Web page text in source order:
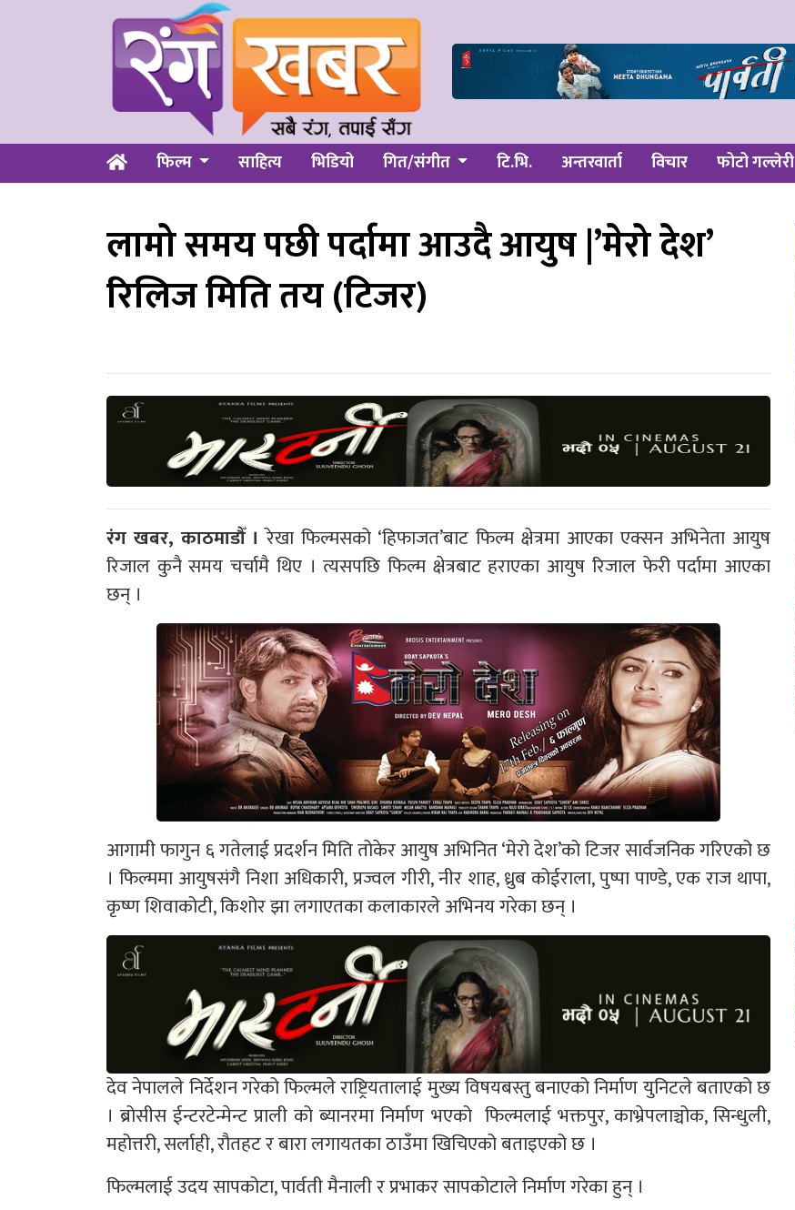
फिल्म साहित्य भिडियो गित/संगीत टि.भि. अन्तरवार्ता विचार फोटो गल्लेरी
लामो समय पछी पर्दामा आउदै आयुष |’मेरो देश’
रिलिज मिति तय (टिजर)
रंग खबर, काठमाडौँ । रेखा फिल्मसको ‘हिफाजत’बाट फिल्म क्षेत्रमा आएका एक्सन अभिनेता आयुष
रिजाल कुनै समय चर्चामै थिए । त्यसपछि फिल्म क्षेत्रबाट हराएका आयुष रिजाल फेरी पर्दामा आएका
छन् ।
आगामी फागुन ६ गतेलाई प्रदर्शन मिति तोकेर आयुष अभिनित ‘मेरो देश’को टिजर सार्वजनिक गरिएको छ
। फिल्ममा आयुषसंगै निशा अधिकारी, प्रज्वल गीरी, नीर शाह, ध्रुब कोईराला, पुष्पा पाण्डे, एक राज थापा,
कृष्ण शिवाकोटी, किशोर झा लगाएतका कलाकारले अभिनय गरेका छन् ।
देव नेपालले निर्देशन गरेको फिल्मले राष्ट्रियतालाई मुख्य विषयबस्तु बनाएको निर्माण युनिटले बताएको छ
। ब्रोसीस ईन्टरटेन्मेन्ट प्राली को ब्यानरमा निर्माण भएको फिल्मलाई भक्तपुर, काभ्रेपलाञ्चोक, सिन्धुली,
महोत्तरी, सर्लाही, रौतहट र बारा लगायतका ठाउँमा खिचिएको बताइएको छ ।
फिल्मलाई उदय सापकोटा, पार्वती मैनाली र प्रभाकर सापकोटाले निर्माण गरेका हुन् ।